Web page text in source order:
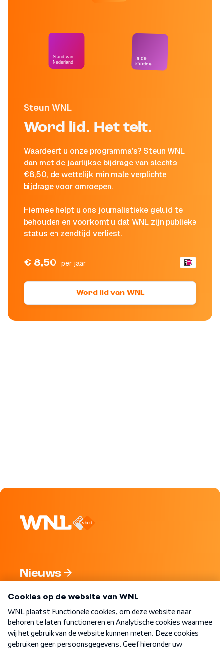
Steun WNL
Word lid. Het telt.
Waardeert u onze programma's? Steun WNL
dan met de jaarlijkse bijdrage van slechts
€8,50, de wettelijk minimale verplichte
bijdrage voor omroepen.
Hiermee helpt u ons journalistieke geluid te
behouden en voorkomt u dat WNL zijn publieke
status en zendtijd verliest.
€ 8,50 per jaar
Word lid van WNL
Stand van
Nederland
In de
kantine
Nieuws
Nieuwsbrief
Word Lid